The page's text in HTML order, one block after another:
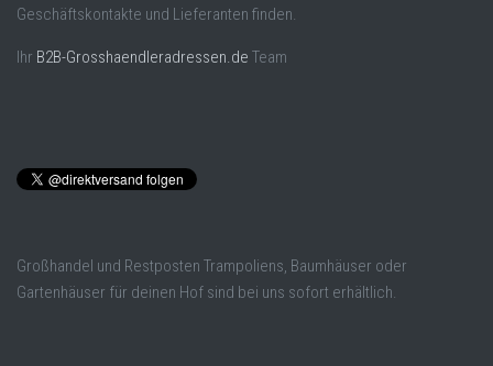
Geschäftskontakte und Lieferanten finden.
Ihr B2B-Grosshaendleradressen.de Team
Großhandel und Restposten Trampoliens, Baumhäuser oder
Gartenhäuser für deinen Hof sind bei uns sofort erhältlich.